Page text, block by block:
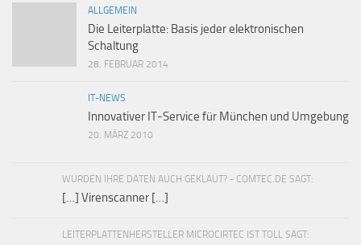
ALLGEMEIN
Die Leiterplatte: Basis jeder elektronischen
Schaltung
28. FEBRUAR 2014
IT-NEWS
Innovativer IT-Service für München und Umgebung
20. MÄRZ 2010
WURDEN IHRE DATEN AUCH GEKLAUT? - COMTEC.DE SAGT:
[…] Virenscanner […]
LEITERPLATTENHERSTELLER MICROCIRTEC IST TOLL SAGT: